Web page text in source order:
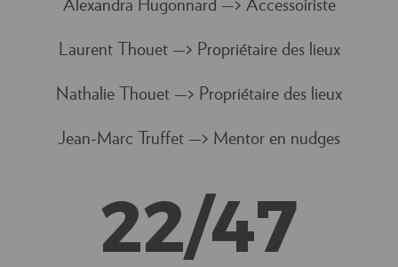
Alexandra Hugonnard —> Accessoiriste
Laurent Thouet —> Propriétaire des lieux
Nathalie Thouet —> Propriétaire des lieux
Jean-Marc Truffet —> Mentor en nudges
22/47